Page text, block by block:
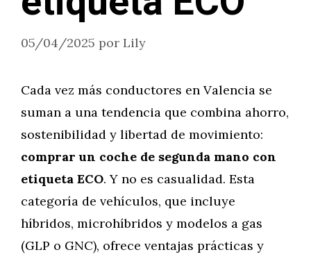
05/04/2025 por Lily
Cada vez más conductores en Valencia se
suman a una tendencia que combina ahorro,
sostenibilidad y libertad de movimiento:
comprar un coche de segunda mano con
etiqueta ECO. Y no es casualidad. Esta
categoría de vehículos, que incluye
híbridos, microhíbridos y modelos a gas
(GLP o GNC), ofrece ventajas prácticas y